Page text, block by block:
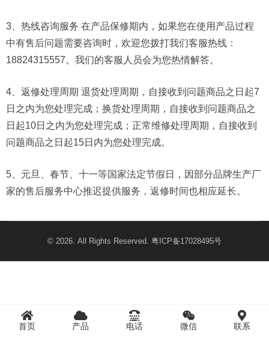
3、热线咨询服务 在产品保修期内，如果您在使用产品过程
中有售后问题需要咨询时，欢迎您拨打我们客服热线：
18824315557。我们的客服人员会为您热情解答。
4、返修处理周期 退货处理周期，自接收到问题商品之日起7
日之内为您处理完成；换货处理周期，自接收到问题商品之
日起10日之内为您处理完成；正常维修处理周期，自接收到
问题商品之日起15日内为您处理完成。
5、元旦、春节、十一等国家法定节假日，因部分品牌生产厂
家的售后服务中心推迟提供服务，返修时间也相应延长。
© 2026. All Rights Reserved. 粤ICP备17028495号
首页 产品 电话 微信 联系